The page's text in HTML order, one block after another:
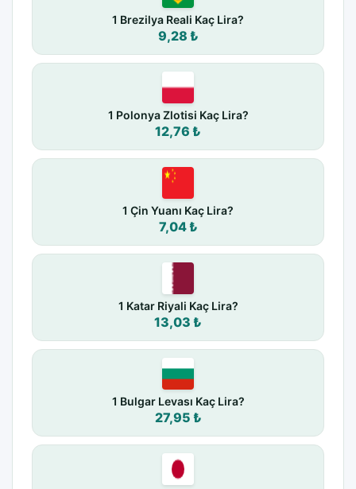
1 Brezilya Reali Kaç Lira?
9,28 ₺
1 Polonya Zlotisi Kaç Lira?
12,76 ₺
1 Çin Yuanı Kaç Lira?
7,04 ₺
1 Katar Riyali Kaç Lira?
13,03 ₺
1 Bulgar Levası Kaç Lira?
27,95 ₺